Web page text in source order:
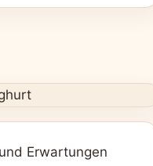
Erwartungen